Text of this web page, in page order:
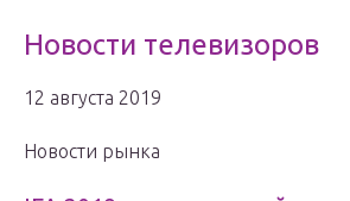
Новости телевизоров
12 августа 2019
Новости рынка